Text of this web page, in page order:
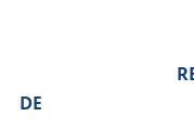
REGIONAAL
DE